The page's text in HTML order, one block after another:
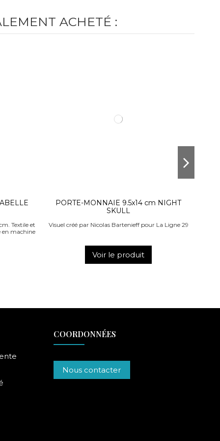
ACHETÉ :
Textile et
en machine
PORTE-MONNAIE 9.5x14 cm NIGHT
SKULL
Visuel créé par Nicolas Bartenieff pour La Ligne 29
Voir le produit
COORDONNÉES
Nous contacter